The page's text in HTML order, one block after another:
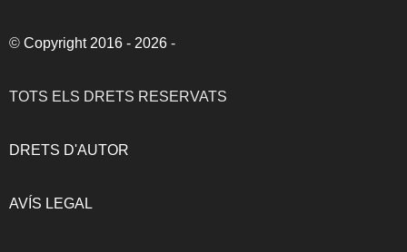
© Copyright 2016 - 2026 -
TOTS ELS DRETS RESERVATS
DRETS D'AUTOR
AVÍS LEGAL